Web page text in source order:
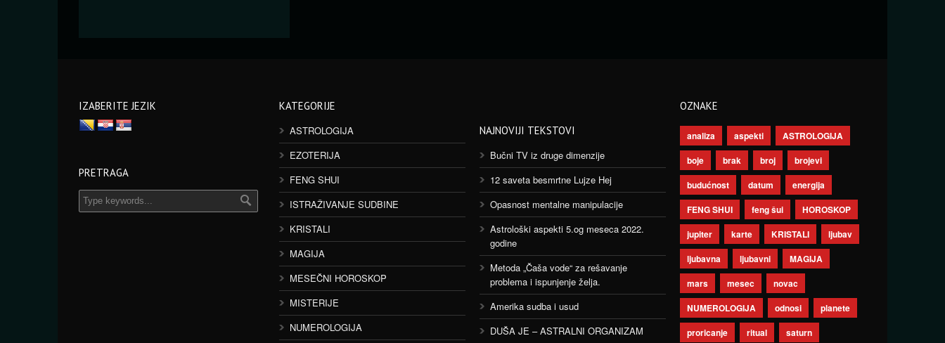
IZABERITE JEZIK
PRETRAGA
KATEGORIJE
ASTROLOGIJA
EZOTERIJA
FENG SHUI
ISTRAŽIVANJE SUDBINE
KRISTALI
MAGIJA
MESEČNI HOROSKOP
MISTERIJE
NUMEROLOGIJA
NAJNOVIJI TEKSTOVI
Bučni TV iz druge dimenzije
12 saveta besmrtne Lujze Hej
Opasnost mentalne manipulacije
Astrološki aspekti 5.og meseca 2022.
godine
Metoda „Čaša vode“ za rešavanje
problema i ispunjenje želja.
Amerika sudba i usud
DUŠA JE – ASTRALNI ORGANIZAM
OZNAKE
analiza aspekti
ASTROLOGIJA
boje
brak broj
brojevi
budućnost
datum
energija
FENG SHUI
feng šui
HOROSKOP
jupiter
karte KRISTALI
ljubav
ljubavna
ljubavni
MAGIJA
mars
mesec
novac
NUMEROLOGIJA
odnosi
planete
proricanje
ritual saturn